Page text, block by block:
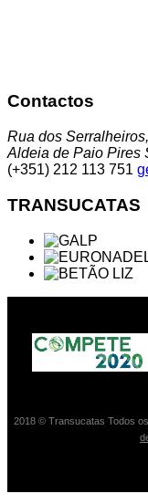
Contactos
Rua dos
Aldeia de Paio Pires
(+351) 212 113 751
TRANSUCATAS
2018 © Transucatas Todos